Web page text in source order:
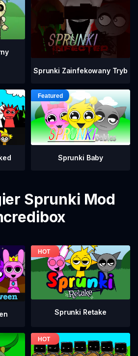
Sprunki Zainfekowany Tryb
Sprunki Baby
Sprunki Mod
Sprunki Retake